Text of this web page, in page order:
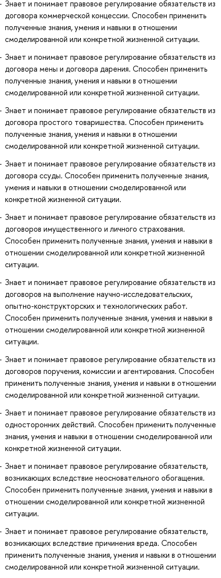
Знает и понимает правовое регулирование обязательств из
договора коммерческой концессии. Способен применить
полученные знания, умения и навыки в отношении
смоделированной или конкретной жизненной ситуации.
Знает и понимает правовое регулирование обязательств из
договора мены и договора дарения. Способен применить
полученные знания, умения и навыки в отношении
смоделированной или конкретной жизненной ситуации.
Знает и понимает правовое регулирование обязательств из
договора простого товаришества. Способен применить
полученные знания, умения и навыки в отношении
смоделированной или конкретной жизненной ситуации.
Знает и понимает правовое регулирование обязательств из
договора ссуды. Способен применить полученные знания,
умения и навыки в отношении смоделированной или
конкретной жизненной ситуации.
Знает и понимает правовое регулирование обязательств из
договоров имущественного и личного страхования.
Способен применить полученные знания, умения и навыки в
отношении смоделированной или конкретной жизненной
ситуации.
Знает и понимает правовое регулирование обязательств из
договоров на выполнение научно-исследовательских,
опытно-конструкторских и технологических работ.
Способен применить полученные знания, умения и навыки в
отношении смоделированной или конкретной жизненной
ситуации.
Знает и понимает правовое регулирование обязательств из
договоров поручения, комиссии и агентирования. Способен
применить полученные знания, умения и навыки в отношении
смоделированной или конкретной жизненной ситуации.
Знает и понимает правовое регулирование обязательств из
односторонних действий. Способен применить полученные
знания, умения и навыки в отношении смоделированной или
конкретной жизненной ситуации.
Знает и понимает правовое регулирование обязательств,
возникающих вследствие неосновательного обогащения.
Способен применить полученные знания, умения и навыки в
отношении смоделированной или конкретной жизненной
ситуации.
Знает и понимает правовое регулирование обязательств,
возникающих вследствие причинения вреда. Способен
применить полученные знания, умения и навыки в отношении
смоделированной или конкретной жизненной ситуации.